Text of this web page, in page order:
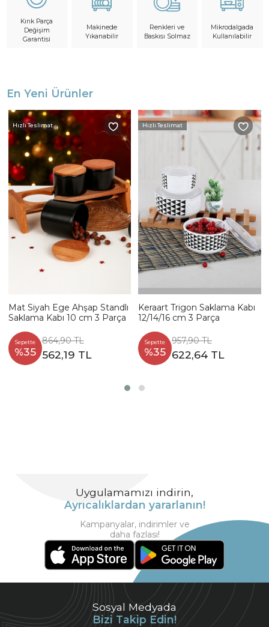
Kırık Parça
Değişim
Garantisi
Makinede
Yıkanabilir
Renkleri ve
Baskısı Solmaz
Mikrodalgada
Kullanılabilir
En Yeni Ürünler
Hızlı Teslimat
Mat Siyah Ege Ahşap Standlı
Saklama Kabı 10 cm 3 Parça
Sepette
%35
864,90 TL
562,19 TL
Hızlı Teslimat
Keraart Trigon Saklama Kabı
12/14/16 cm 3 Parça
Sepette
%35
957,90 TL
622,64 TL
Sosyal Medyada
Bizi Takip Edin!
Uygulamamızı indirin,
Ayrıcalıklardan yararlanın!
Kampanyalar, indirimler ve
daha fazlası!